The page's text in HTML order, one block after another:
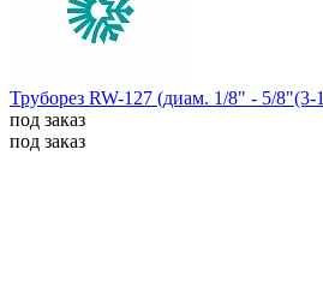
Труборез RW-127 (диам. 1/8" - 5/8"(3-
под заказ
под заказ